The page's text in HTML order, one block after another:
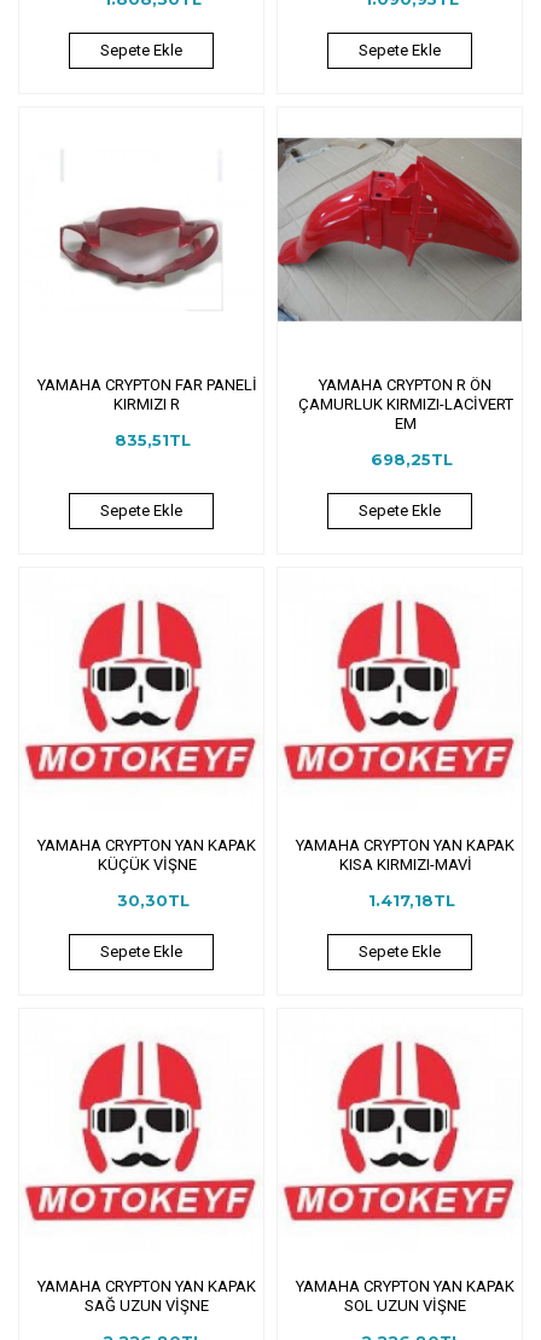
Sepete Ekle Sepete Ekle
YAMAHA CRYPTON FAR PANELİ
KIRMIZI R
835,51TL
Sepete Ekle
YAMAHA CRYPTON R ÖN
ÇAMURLUK KIRMIZI-LACİVERT
EM
698,25TL
Sepete Ekle
YAMAHA CRYPTON YAN KAPAK
KÜÇÜK VİŞNE
30,30TL
Sepete Ekle
YAMAHA CRYPTON YAN KAPAK
KISA KIRMIZI-MAVİ
1.417,18TL
Sepete Ekle
YAMAHA CRYPTON YAN KAPAK
SAĞ UZUN VİŞNE
YAMAHA CRYPTON YAN KAPAK
SOL UZUN VİŞNE